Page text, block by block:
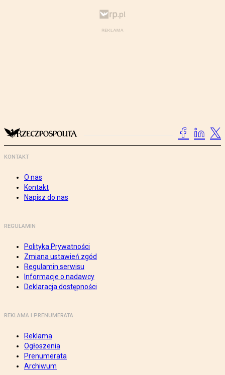
KONTAKT
O nas
Kontakt
Napisz do nas
REGULAMIN
Polityka Prywatności
Zmiana ustawień zgód
Regulamin serwisu
Informacje o nadawcy
Deklaracja dostępności
REKLAMA I PRENUMERATA
Reklama
Ogłoszenia
Prenumerata
Archiwum